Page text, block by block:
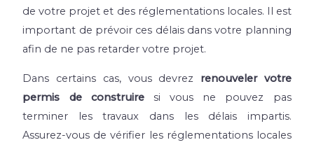
de votre projet et des réglementations locales. Il est
important de prévoir ces délais dans votre planning
afin de ne pas retarder votre projet.
Dans certains cas, vous devrez renouveler votre
permis de construiresi vous ne pouvez pas
terminer les travaux dans les délais impartis.
Assurez-vous de vérifier les réglementations locales